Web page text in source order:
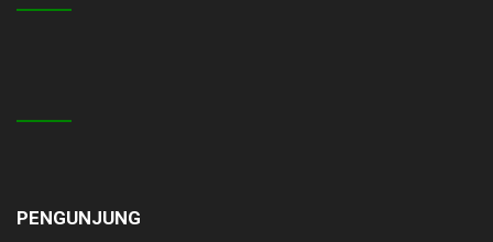
PENGUNJUNG